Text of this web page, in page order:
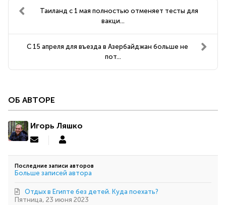
Таиланд с 1 мая полностью отменяет тесты для
вакци...
С 15 апреля для въезда в Азербайджан больше не
пот...
ОБ АВТОРЕ
Игорь Ляшко
Подписаться
обновление
автора
Игорь
Последние записи авторов
Больше записей автора
Пятница, 23 июня 2023
Отдых в Египте без детей. Куда поехать?